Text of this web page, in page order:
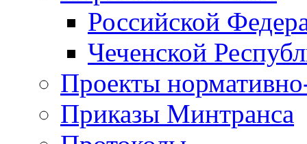
Российской
Чеченской
Проекты
Приказы Минтранса